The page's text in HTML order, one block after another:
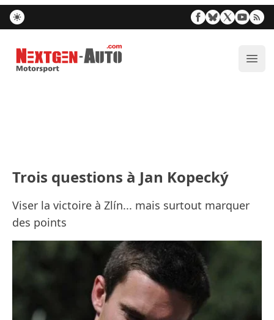
Nextgen-Auto.com
Trois questions à Jan Kopecký
Viser la victoire à Zlín... mais surtout marquer
des points